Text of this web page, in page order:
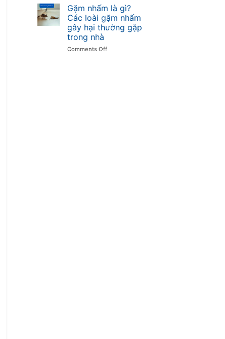
và
cách
diệt
trong
muỗi
hiệu
quả:
khi
cần
Gặm nhấm là gì?
Các loài gặm nhấm
gây hại thường gặp
trong nhà
Comments Offon